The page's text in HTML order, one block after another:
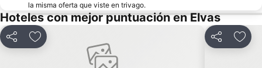
la misma oferta que viste en trivago.
Hoteles con mejor puntuación en Elvas
CompartirAgregar a favoritos Compartir